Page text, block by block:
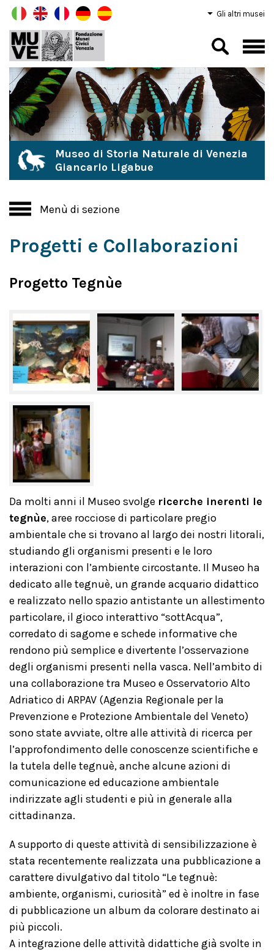
Gli altri musei
Museo di Storia Naturale di Venezia
Giancarlo Ligabue
Menù di sezione
Progetti e Collaborazioni
Progetto Tegnùe
Da molti anni il Museo svolge ricerche inerenti le
tegnùe, aree rocciose di particolare pregio
ambientale che si trovano al largo dei nostri litorali,
studiando gli organismi presenti e le loro
interazioni con l’ambiente circostante. Il Museo ha
dedicato alle tegnuè, un grande acquario didattico
e realizzato nello spazio antistante un allestimento
particolare, il gioco interattivo “sottAcqua”,
corredato di sagome e schede informative che
rendono più semplice e divertente l’osservazione
degli organismi presenti nella vasca. Nell’ambito di
una collaborazione tra Museo e Osservatorio Alto
Adriatico di ARPAV (Agenzia Regionale per la
Prevenzione e Protezione Ambientale del Veneto)
sono state avviate, oltre alle attività di ricerca per
l’approfondimento delle conoscenze scientifiche e
la tutela delle tegnuè, anche alcune azioni di
comunicazione ed educazione ambientale
indirizzate agli studenti e più in generale alla
cittadinanza.
A supporto di queste attività di sensibilizzazione è
stata recentemente realizzata una pubblicazione a
carattere divulgativo dal titolo “Le tegnuè:
ambiente, organismi, curiosità” ed è inoltre in fase
di pubblicazione un album da colorare destinato ai
più piccoli.
A integrazione delle attività didattiche già svolte in